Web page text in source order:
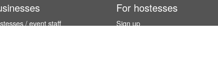
/ event staff
For hostesses
Sign up